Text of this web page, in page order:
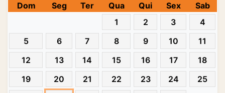
Dom Seg Ter Qua Qui Sex
Sab
1
2 3
4
5
6 7 8 9 10
11
12
13 14 15 16 17
18
19
20 21 22 23 24
25